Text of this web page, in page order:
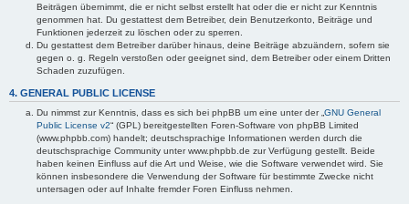
Beiträgen übernimmt, die er nicht selbst erstellt hat oder die er nicht zur Kenntnis
genommen hat. Du gestattest dem Betreiber, dein Benutzerkonto, Beiträge und
Funktionen jederzeit zu löschen oder zu sperren.
Du gestattest dem Betreiber darüber hinaus, deine Beiträge abzuändern, sofern sie
gegen o. g. Regeln verstoßen oder geeignet sind, dem Betreiber oder einem Dritten
Schaden zuzufügen.
4. GENERAL PUBLIC LICENSE
Du nimmst zur Kenntnis, dass es sich bei phpBB um eine unter der „ GNU General
Public License v2“ (GPL) bereitgestellten Foren-Software von phpBB Limited
(www.phpbb.com) handelt; deutschsprachige Informationen werden durch die
deutschsprachige Community unter www.phpbb.de zur Verfügung gestellt. Beide
haben keinen Einfluss auf die Art und Weise, wie die Software verwendet wird. Sie
können insbesondere die Verwendung der Software für bestimmte Zwecke nicht
untersagen oder auf Inhalte fremder Foren Einfluss nehmen.